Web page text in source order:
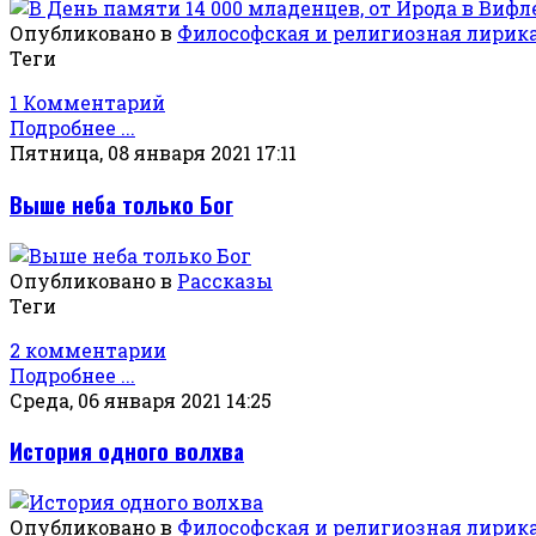
Опубликовано в Философская и религиозная
Теги
1 Комментарий
Подробнее ...
Пятница, 08 января 2021 17:11
Выше неба только Бог
Опубликовано в Рассказы
Теги
2 комментарии
Подробнее ...
Среда, 06 января 2021 14:25
История одного волхва
Опубликовано в Философская и религиозная